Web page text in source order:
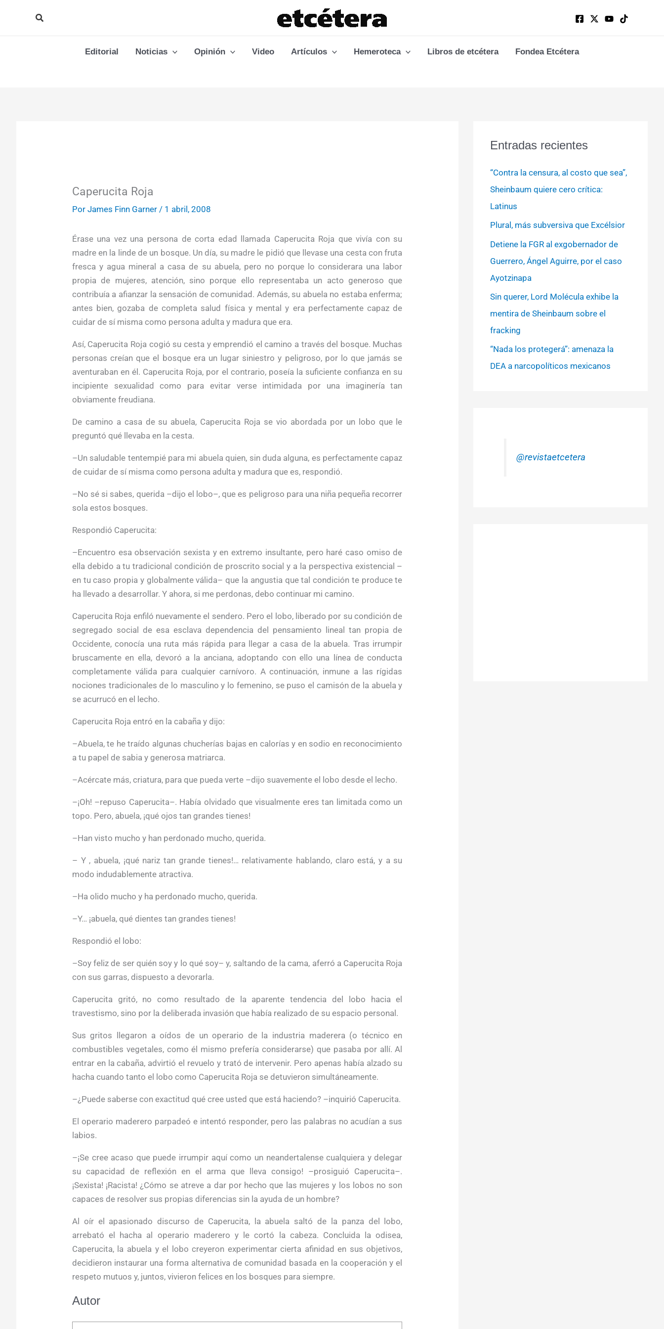
Buscar
Editorial Noticias Opinión Video Artículos Hemeroteca Libros de etcétera Fondea Etcétera
Caperucita Roja
Por James Finn Garner / 1 abril, 2008
Érase una vez una persona de corta edad llamada Caperucita Roja que vivía con su
madre en la linde de un bosque. Un día, su madre le pidió que llevase una cesta con fruta
fresca y agua mineral a casa de su abuela, pero no porque lo considerara una labor
propia de mujeres, atención, sino porque ello representaba un acto generoso que
contribuía a afianzar la sensación de comunidad. Además, su abuela no estaba enferma;
antes bien, gozaba de completa salud física y mental y era perfectamente capaz de
cuidar de sí misma como persona adulta y madura que era.
Así, Caperucita Roja cogió su cesta y emprendió el camino a través del bosque. Muchas
personas creían que el bosque era un lugar siniestro y peligroso, por lo que jamás se
aventuraban en él. Caperucita Roja, por el contrario, poseía la suficiente confianza en su
incipiente sexualidad como para evitar verse intimidada por una imaginería tan
obviamente freudiana.
De camino a casa de su abuela, Caperucita Roja se vio abordada por un lobo que le
preguntó qué llevaba en la cesta.
–Un saludable tentempié para mi abuela quien, sin duda alguna, es perfectamente capaz
de cuidar de sí misma como persona adulta y madura que es, respondió.
–No sé si sabes, querida –dijo el lobo–, que es peligroso para una niña pequeña recorrer
sola estos bosques.
Respondió Caperucita:
–Encuentro esa observación sexista y en extremo insultante, pero haré caso omiso de
ella debido a tu tradicional condición de proscrito social y a la perspectiva existencial –
en tu caso propia y globalmente válida– que la angustia que tal condición te produce te
ha llevado a desarrollar. Y ahora, si me perdonas, debo continuar mi camino.
Caperucita Roja enfiló nuevamente el sendero. Pero el lobo, liberado por su condición de
segregado social de esa esclava dependencia del pensamiento lineal tan propia de
Occidente, conocía una ruta más rápida para llegar a casa de la abuela. Tras irrumpir
bruscamente en ella, devoró a la anciana, adoptando con ello una línea de conducta
completamente válida para cualquier carnívoro. A continuación, inmune a las rígidas
nociones tradicionales de lo masculino y lo femenino, se puso el camisón de la abuela y
se acurrucó en el lecho.
Caperucita Roja entró en la cabaña y dijo:
–Abuela, te he traído algunas chucherías bajas en calorías y en sodio en reconocimiento
a tu papel de sabia y generosa matriarca.
–Acércate más, criatura, para que pueda verte –dijo suavemente el lobo desde el lecho.
–¡Oh! –repuso Caperucita–. Había olvidado que visualmente eres tan limitada como un
topo. Pero, abuela, ¡qué ojos tan grandes tienes!
–Han visto mucho y han perdonado mucho, querida.
– Y , abuela, ¡qué nariz tan grande tienes!… relativamente hablando, claro está, y a su
modo indudablemente atractiva.
–Ha olido mucho y ha perdonado mucho, querida.
–Y… ¡abuela, qué dientes tan grandes tienes!
Respondió el lobo:
–Soy feliz de ser quién soy y lo qué soy– y, saltando de la cama, aferró a Caperucita Roja
con sus garras, dispuesto a devorarla.
Caperucita gritó, no como resultado de la aparente tendencia del lobo hacia el
travestismo, sino por la deliberada invasión que había realizado de su espacio personal.
Sus gritos llegaron a oídos de un operario de la industria maderera (o técnico en
combustibles vegetales, como él mismo prefería considerarse) que pasaba por allí. Al
entrar en la cabaña, advirtió el revuelo y trató de intervenir. Pero apenas había alzado su
hacha cuando tanto el lobo como Caperucita Roja se detuvieron simultáneamente.
–¿Puede saberse con exactitud qué cree usted que está haciendo? –inquirió Caperucita.
El operario maderero parpadeó e intentó responder, pero las palabras no acudían a sus
labios.
–¡Se cree acaso que puede irrumpir aquí como un neandertalense cualquiera y delegar
su capacidad de reflexión en el arma que lleva consigo! –prosiguió Caperucita–.
¡Sexista! ¡Racista! ¿Cómo se atreve a dar por hecho que las mujeres y los lobos no son
capaces de resolver sus propias diferencias sin la ayuda de un hombre?
Al oír el apasionado discurso de Caperucita, la abuela saltó de la panza del lobo,
arrebató el hacha al operario maderero y le cortó la cabeza. Concluida la odisea,
Caperucita, la abuela y el lobo creyeron experimentar cierta afinidad en sus objetivos,
decidieron instaurar una forma alternativa de comunidad basada en la cooperación y el
respeto mutuos y, juntos, vivieron felices en los bosques para siempre.
Autor
Entradas recientes
“Contra la censura, al costo que sea”,
Sheinbaum quiere cero crítica:
Latinus
Plural, más subversiva que Excélsior
Detiene la FGR al exgobernador de
Guerrero, Ángel Aguirre, por el caso
Ayotzinapa
Sin querer, Lord Molécula exhibe la
mentira de Sheinbaum sobre el
fracking
“Nada los protegerá”: amenaza la
DEA a narcopolíticos mexicanos
@revistaetcetera